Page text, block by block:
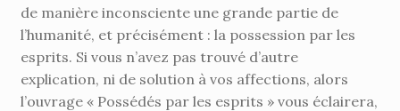
de manière inconsciente une grande partie de
l’humanité, et précisément : la possession par les
esprits. Si vous n’avez pas trouvé d’autre
explication, ni de solution à vos affections, alors
l’ouvrage « Possédés par les esprits » vous éclairera,